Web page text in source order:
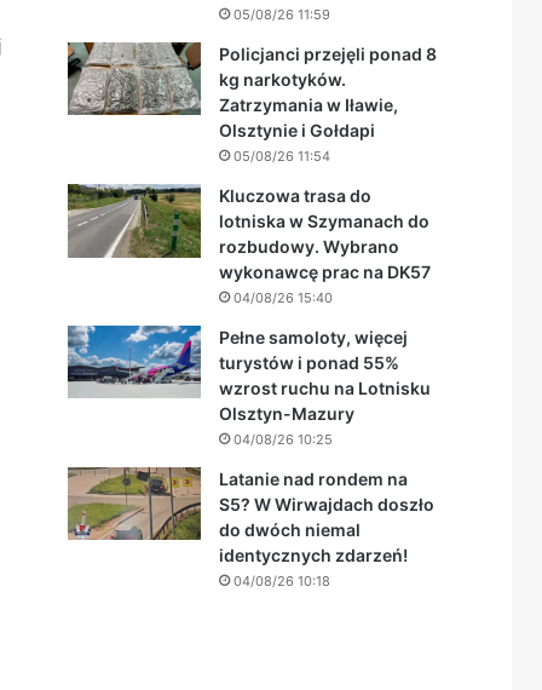
05/08/26 11:59
Policjanci przejęli ponad 8
kg narkotyków.
Zatrzymania w Iławie,
Olsztynie i Gołdapi
05/08/26 11:54
Kluczowa trasa do
lotniska w Szymanach do
rozbudowy. Wybrano
wykonawcę prac na DK57
04/08/26 15:40
Pełne samoloty, więcej
turystów i ponad 55%
wzrost ruchu na Lotnisku
Olsztyn-Mazury
04/08/26 10:25
Latanie nad rondem na
S5? W Wirwajdach doszło
do dwóch niemal
identycznych zdarzeń!
04/08/26 10:18